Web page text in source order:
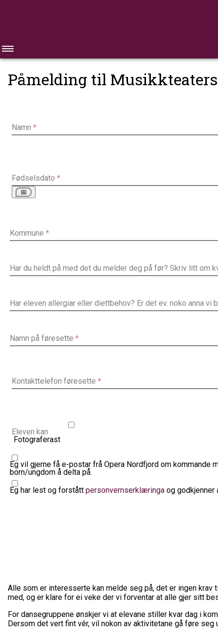
Påmelding til
Namn *
Åpne kalenderen
Fødselsdato *
Kommune *
Har du heldt på med det du melder deg på før? Skriv litt om
Har eleven allergiar eller diettbehov? Er det ev. noko anna vi
Namn på føresette *
Kontakttelefon føresette *
Fotograferast
Eleven kan
Eg vil gjerne få e-postar frå Opera Nordfjord om
born/ungdom å delta på.
Eg har lest og forstått personvernserklæringa og godkjenner
Alle som er interesserte kan melde seg på, det er ingen
med, og er klare for ei veke der vi forventar at alle gjer sitt
For dansegruppene ønskjer vi at elevane stiller kvar dag i
Dersom det vert fint vêr, vil nokon av aktivitetane gå føre